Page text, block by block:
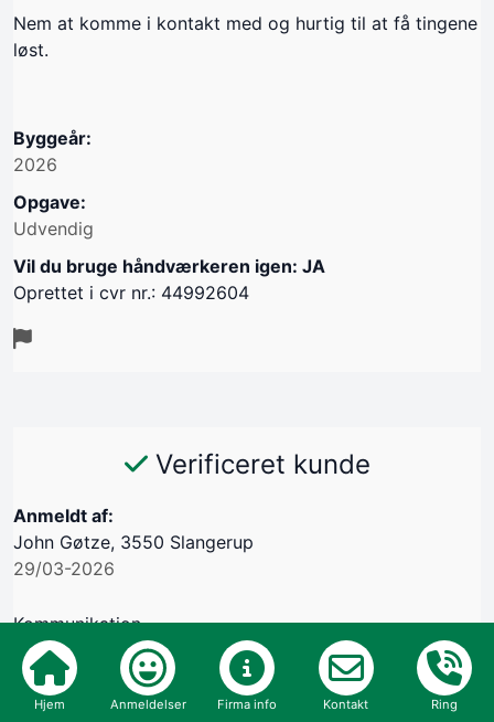
Nem at komme i kontakt med og hurtig til at få tingene
løst.
Byggeår:
2026
Opgave:
Udvendig
Vil du bruge håndværkeren igen: JA
Oprettet i cvr nr.: 44992604
Verificeret kunde
Anmeldt af:
John Gøtze, 3550 Slangerup
29/03-2026
Kommunikation
Aftale
Hjem Anmeldelser Firma info Kontakt Ring